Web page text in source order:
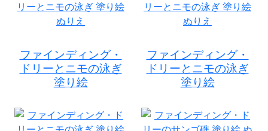
ファインディング・
ドリーとニモの泳ぎ
塗り絵
ファインディング・
ドリーとニモの泳ぎ
塗り絵